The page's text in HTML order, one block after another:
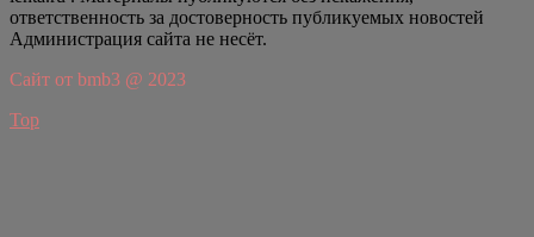
ответственность за достоверность публикуемых новостей
Администрация сайта не несёт.
Сайт от bmb3 @ 2023
Top